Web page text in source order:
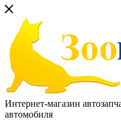
Интернет-магазин
автомобиля